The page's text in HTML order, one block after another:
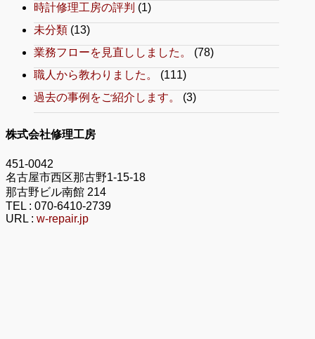
時計修理工房の評判 (1)
未分類 (13)
業務フローを見直ししました。
(78)
職人から教わりました。
(111)
過去の事例をご紹介します。
(3)
株式会社修理工房
451-0042
名古屋市西区那古野1-15-18
那古野ビル南館 214
TEL : 070-6410-2739
URL : w-repair.jp